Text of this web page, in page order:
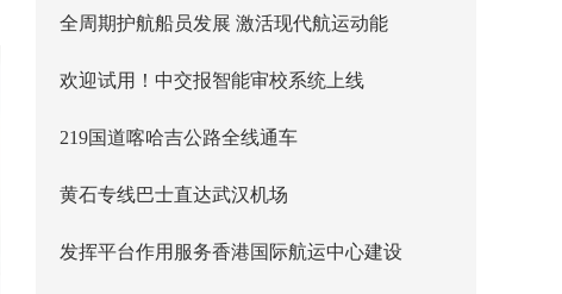
全周期护航船员发展 激活现代航运动能
欢迎试用！中交报智能审校系统上线
219国道喀哈吉公路全线通车
黄石专线巴士直达武汉机场
发挥平台作用服务香港国际航运中心建设